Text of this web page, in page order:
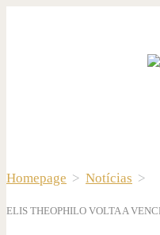
Homepage > Notícias >
ELIS THEOPHILO VOLTA A